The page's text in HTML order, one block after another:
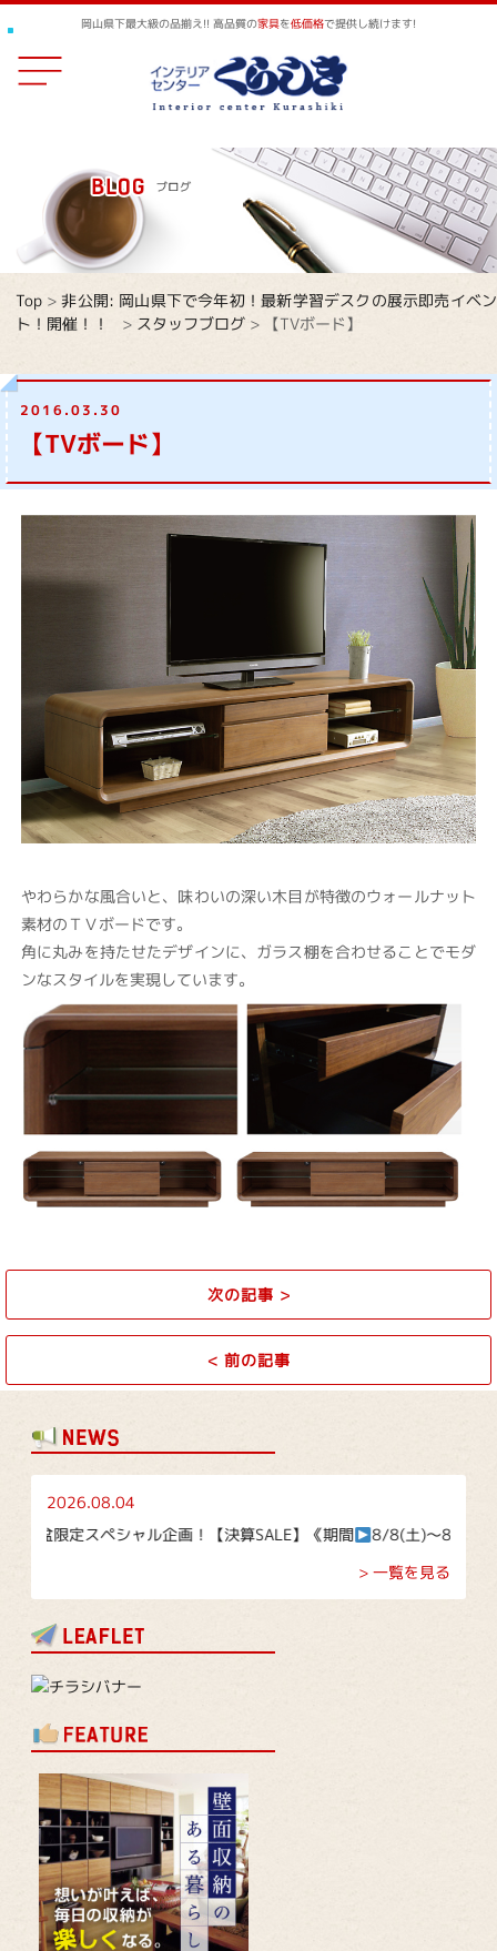
岡山県下最大級の品揃え!! 高品質の家具を低価格で提供し続けます!
Top >非公開: 岡山県下で今年初！最新学習デスクの展示即売イベン
ト！開催！！
> スタッフブログ > 【TVボード】
2016.03.30
【TVボード】
やわらかな風合いと、味わいの深い木目が特徴のウォールナット
素材のＴＶボードです。
角に丸みを持たせたデザインに、ガラス棚を合わせることでモダ
ンなスタイルを実現しています。
次の記事 >
< 前の記事
2026.08.04
限定スペシャル企画！【決算SALE】《期間
8/8(土)～8/16(日)》
> 一覧を見る